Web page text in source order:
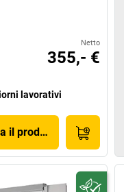
Netto
355,- €
lavorativi
il prodotto